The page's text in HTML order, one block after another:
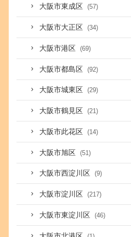
大阪市東成区 (57)
大阪市大正区 (34)
大阪市港区 (69)
大阪市都島区 (92)
大阪市城東区 (29)
大阪市鶴見区 (21)
大阪市此花区 (14)
大阪市旭区 (51)
大阪市西淀川区 (9)
大阪市淀川区 (217)
大阪市東淀川区 (46)